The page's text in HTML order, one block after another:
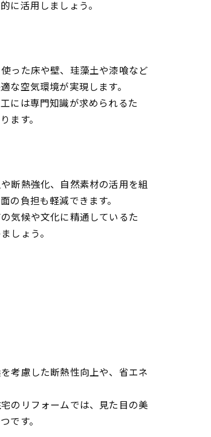
に活用しましょう。
った床や壁、珪藻土や漆喰など
空気環境が実現します。
には専門知識が求められるた
ます。
断熱強化、自然素材の活用を組
負担も軽減できます。
気候や文化に精通しているた
しょう。
考慮した断熱性向上や、省エネ
のリフォームでは、見た目の美
です。